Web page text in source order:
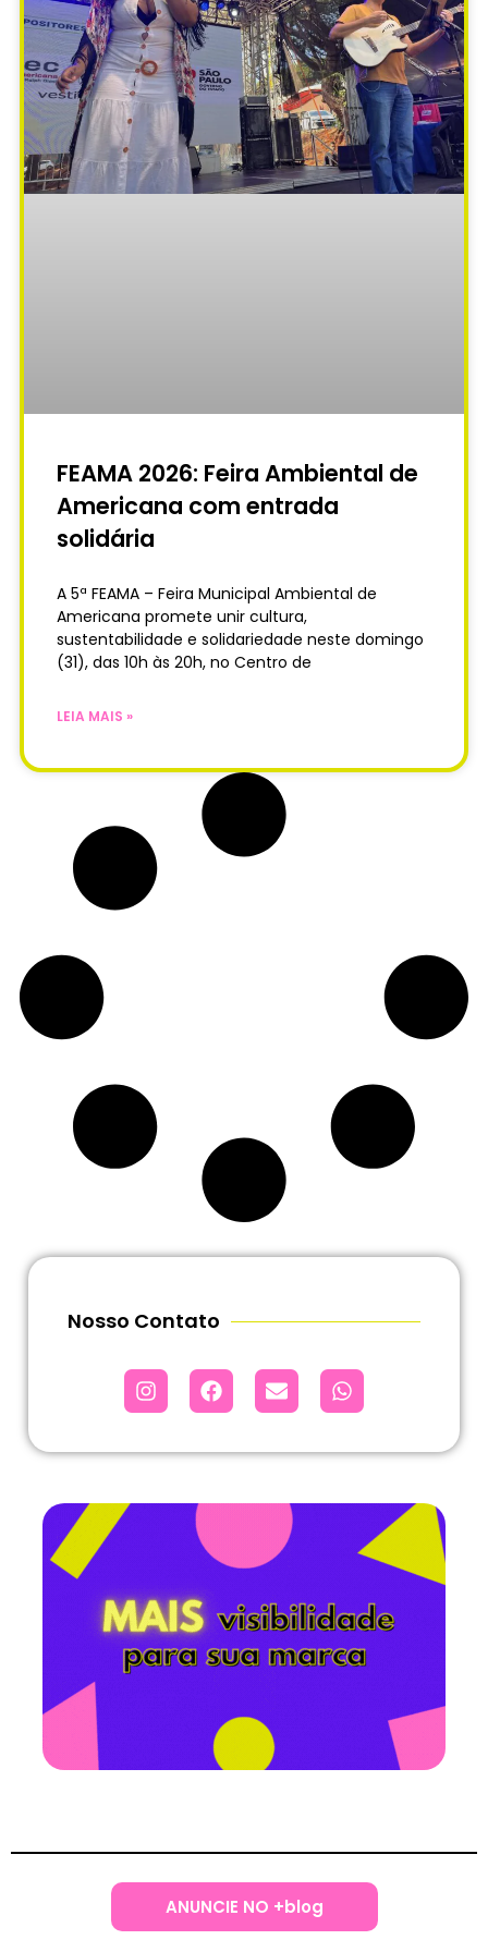
FEAMA 2026: Feira Ambiental de
Americana com entrada
solidária
A 5ª FEAMA – Feira Municipal Ambiental de
Americana promete unir cultura,
sustentabilidade e solidariedade neste domingo
(31), das 10h às 20h, no Centro de
LEIA MAIS »
Nosso Contato
ANUNCIE NO +blog